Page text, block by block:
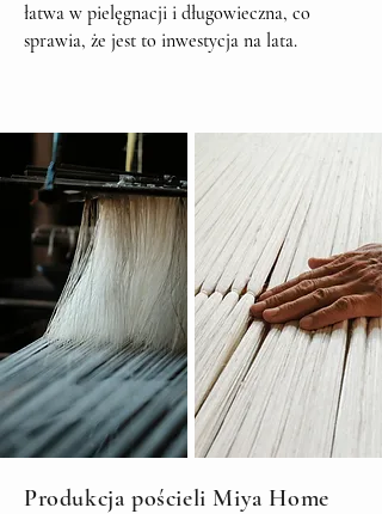
łatwa w pielęgnacji i długowieczna, co
sprawia, że jest to inwestycja na lata.
Produkcja pościeli Miya Home